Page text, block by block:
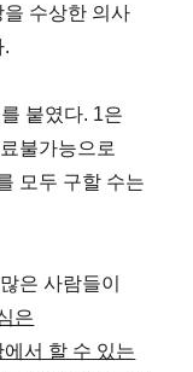
수상한 의사
.
붙였다. 1은
불가능으로
모두 구할 수는
은 사람들이
은
서 할 수 있는